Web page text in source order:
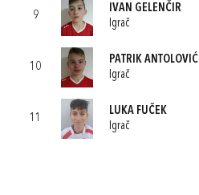
9
IVAN GELENČIR
Igrač
10
PATRIK ANTOLOVIĆ
Igrač
11
LUKA FUČEK
Igrač